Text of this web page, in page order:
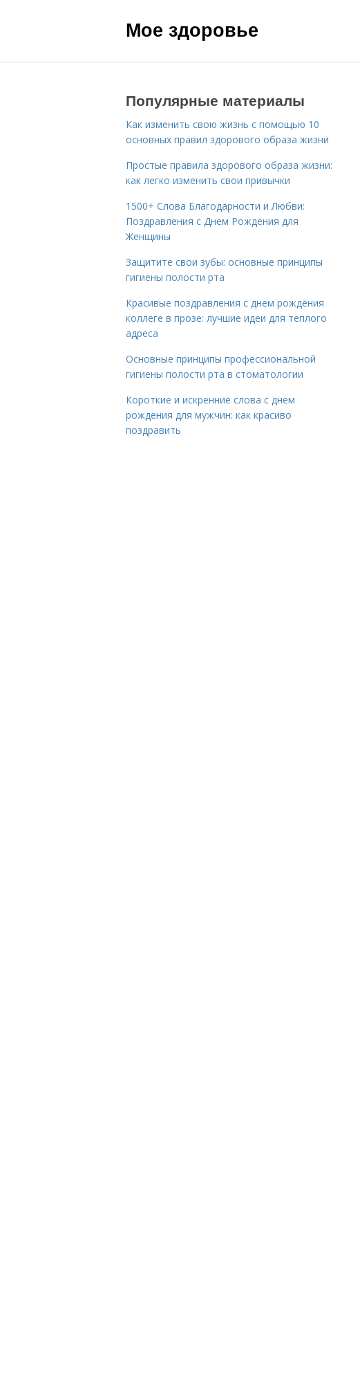
Мое здоровье
Популярные материалы
Как изменить свою жизнь с помощью 10
основных правил здорового образа жизни
Простые правила здорового образа жизни:
как легко изменить свои привычки
1500+ Слова Благодарности и Любви:
Поздравления с Днем Рождения для
Женщины
Защитите свои зубы: основные принципы
гигиены полости рта
Красивые поздравления с днем рождения
коллеге в прозе: лучшие идеи для теплого
адреса
Основные принципы профессиональной
гигиены полости рта в стоматологии
Короткие и искренние слова с днем
рождения для мужчин: как красиво
поздравить